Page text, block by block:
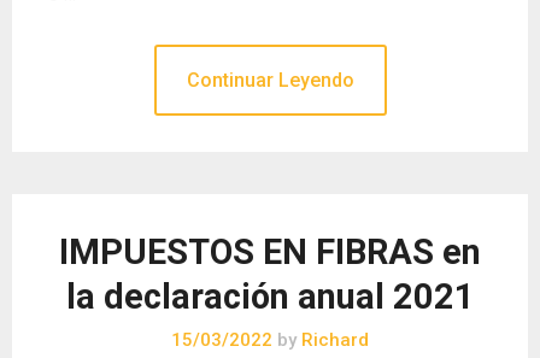
Continuar Leyendo
IMPUESTOS EN FIBRAS en
la declaración anual 2021
15/03/2022 by Richard